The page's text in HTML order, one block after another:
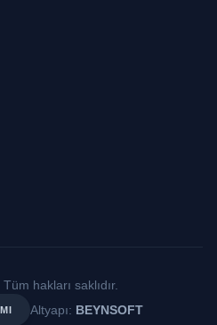
. Tüm hakları saklıdır.
Altyapı: BEYNSOFT